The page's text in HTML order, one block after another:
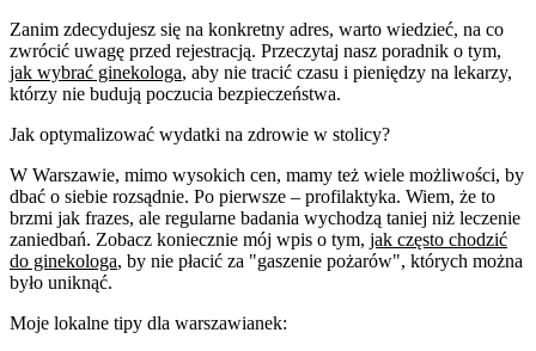
Zanim zdecydujesz się na konkretny adres, warto wiedzieć, na co
zwrócić uwagę przed rejestracją. Przeczytaj nasz poradnik o tym,
jak wybrać ginekologa, aby nie tracić czasu i pieniędzy na lekarzy,
którzy nie budują poczucia bezpieczeństwa.
Jak optymalizować wydatki na zdrowie w stolicy?
W Warszawie, mimo wysokich cen, mamy też wiele możliwości, by
dbać o siebie rozsądnie. Po pierwsze – profilaktyka. Wiem, że to
brzmi jak frazes, ale regularne badania wychodzą taniej niż leczenie
zaniedbań. Zobacz koniecznie mój wpis o tym, jak często chodzić
do ginekologa, by nie płacić za "gaszenie pożarów", których można
było uniknąć.
Moje lokalne tipy dla warszawianek: